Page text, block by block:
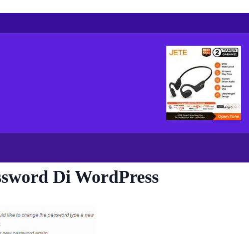
Di WordPress